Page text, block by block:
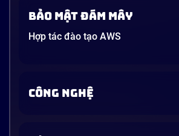
Bảo mật đám mây
Hợp tác đào tạo AWS
CÔNG NGHỆ